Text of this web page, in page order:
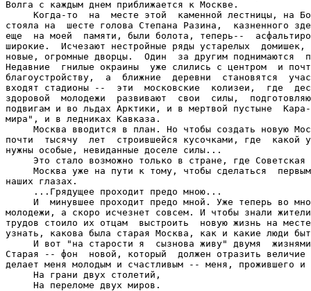
Волга с каждым днем приближается к Москве.
Когда-то  на  месте этой  каменной лестницы, на
стояла на  шесте голова Степана Разина,  казненного
еще  на моей  памяти, были болота, теперь--
широкие.  Исчезают нестройные ряды устарелых
новые, огромные дворцы.  Один  за другим поднимаются
Недавние  гнилые окраины  уже слились с центром  и
благоустройству,  а  ближние  деревни  становятся
входят стадионы --  эти  московские  колизеи,  где
здоровой  молодежи  развивают  свои  силы,
подвигам и во льдах Арктики, и в мертвой пустыне
мира", и в ледниках Кавказа.
Москва вводится в план. Но чтобы создать новую
почти  тысячу  лет  строившейся кусочками, где  какой
нужны особые, невиданные доселе силы...
Это стало возможно только в стране, где Советская
Москва уже на пути к тому, чтобы сделаться
наших глазах.
     ...Грядущее проходит предо мною...
И  минувшее проходит предо мной. Уже теперь во
молодежи, а скоро исчезнет совсем. И чтобы знали
трудов стоило их отцам  выстроить  новую жизнь на
узнать, какова была старая Москва, как и какие люди
И вот "на старости я  сызнова живу" двумя
Старая -- фон  новой, который  должен отразить
делает меня молодым и счастливым -- меня, прожившего и
     На грани двух столетий,
     На переломе двух миров.